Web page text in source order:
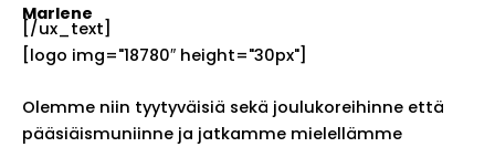
Marlene
[/ux_text]
[logo img="18780″ height="30px"]
Olemme niin tyytyväisiä sekä joulukoreihinne että
pääsiäismuniinne ja jatkamme mielellämme